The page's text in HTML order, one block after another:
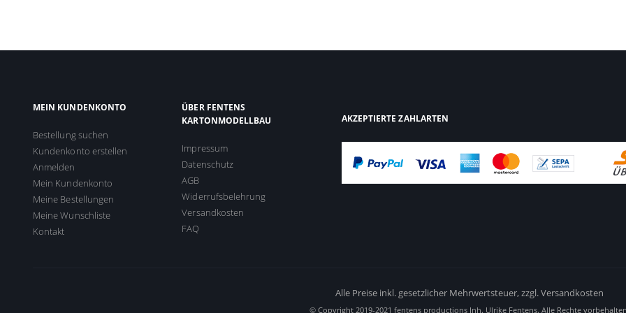
MEIN KUNDENKONTO
Bestellung suchen
Kundenkonto erstellen
Anmelden
Mein Kundenkonto
Meine Bestellungen
Meine Wunschliste
Kontakt
ÜBER FENTENS
KARTONMODELLBAU
Impressum
Datenschutz
AGB
Widerrufsbelehrung
Versandkosten
FAQ
AKZEPTIERTE ZAHLARTEN
Alle Preise inkl. gesetzlicher Mehrwertsteuer,zzgl. Versandkosten
© Copyright 2019-2021 fentens productions Inh. Ulrike Fentens. Alle Rechte